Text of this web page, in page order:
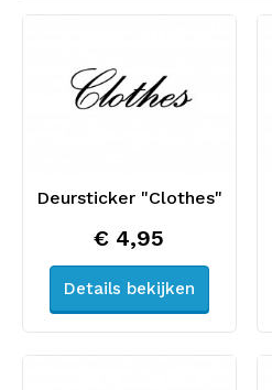
Deursticker "Clothes"
€ 4,95
Details bekijken